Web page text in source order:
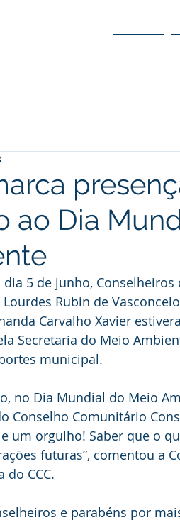
ao Dia
5 de junho, Conselheiros
Rubin de
Carvalho Xavier
Secretaria do Meio
municipal.
no Dia Mundial do Meio
Conselho Comunitário
um orgulho! Saber que o
futuras”, comentou a
do CCC.
e parabéns por